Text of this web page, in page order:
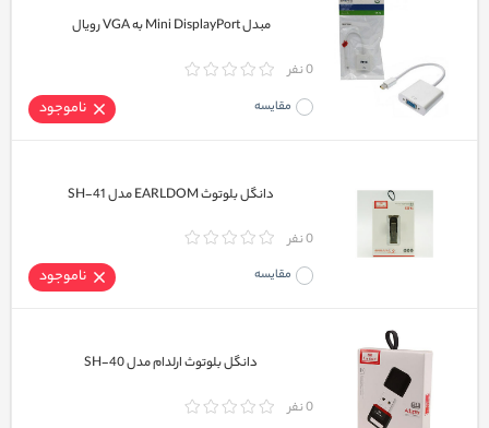
مبدل Mini DisplayPort به VGA رویال
0 نفر
مقایسه ناموجود
دانگل بلوتوث EARLDOM مدل SH-41
0 نفر
مقایسه ناموجود
دانگل بلوتوث ارلدام مدل SH-40
0 نفر